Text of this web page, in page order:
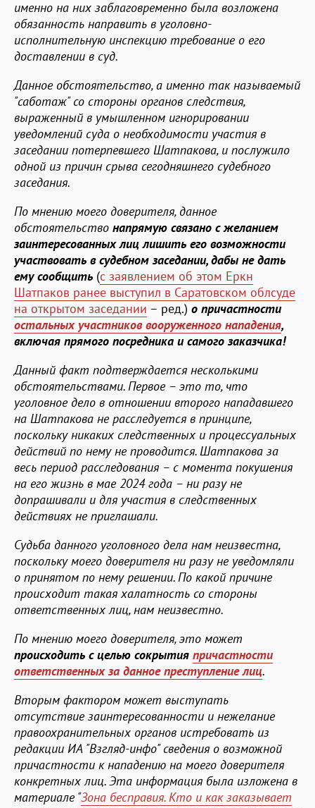
именно на них заблаговременно была возложена
обязанность направить в уголовно-
исполнительную инспекцию требование о его
доставлении в суд.
Данное обстоятельство, а именно так называемый
"саботаж" со стороны органов следствия,
выраженный в умышленном игнорировании
уведомлений суда о необходимости участия в
заседании потерпевшего Шатпакова, и послужило
одной из причин срыва сегодняшнего судебного
заседания.
По мнению моего доверителя, данное
обстоятельство напрямую связано с желанием
заинтересованных лиц лишить его возможности
участвовать в судебном заседании, дабы не дать
ему сообщить (с заявлением об этом Еркн
Шатпаков ранее выступил в Саратовском облсуде
на открытом заседании – ред.) о причастности
остальных участников вооруженного нападения,
включая прямого посредника и самого заказчика!
Данный факт подтверждается несколькими
обстоятельствами. Первое – это то, что
уголовное дело в отношении второго нападавшего
на Шатпакова не расследуется в принципе,
поскольку никаких следственных и процессуальных
действий по нему не проводится. Шатпакова за
весь период расследования – с момента покушения
на его жизнь в мае 2024 года – ни разу не
допрашивали и для участия в следственных
действиях не приглашали.
Судьба данного уголовного дела нам неизвестна,
поскольку моего доверителя ни разу не уведомляли
о принятом по нему решении. По какой причине
происходит такая халатность со стороны
ответственных лиц, нам неизвестно.
По мнению моего доверителя, это может
происходить с целью сокрытия причастности
ответственных за данное преступление лиц.
Вторым фактором может выступать
отсутствие заинтересованности и нежелание
правоохранительных органов истребовать из
редакции ИА "Взгляд-инфо" сведения о возможной
причастности к нападению на моего доверителя
конкретных лиц. Эта информация была изложена в
материале "Зона бесправия. Кто и как заказывает